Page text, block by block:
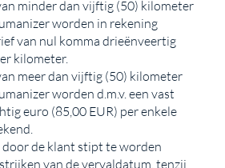
minder dan vijftig (50) kilometer
worden in rekening
van nul komma drieënveertig
kilometer.
meer dan vijftig (50) kilometer
worden d.m.v. een vast
euro (85,00 EUR) per enkele
door de klant stipt te worden
van de vervaldatum, tenzij